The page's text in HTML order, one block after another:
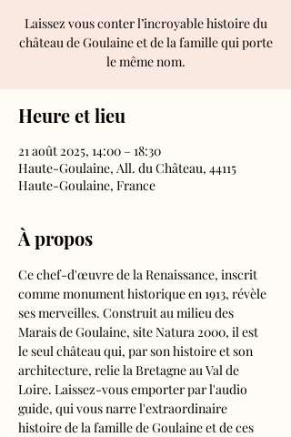
Laissez vous conter l’incroyable histoire du
château de Goulaine et de la famille qui porte
le même nom.
Heure et lieu
21 août 2025, 14:00 – 18:30
Haute-Goulaine, All. du Château, 44115
Haute-Goulaine, France
À propos
Ce chef-d'œuvre de la Renaissance, inscrit
comme monument historique en 1913, révèle
ses merveilles. Construit au milieu des
Marais de Goulaine, site Natura 2000, il est
le seul château qui, par son histoire et son
architecture, relie la Bretagne au Val de
Loire. Laissez-vous emporter par l'audio
guide, qui vous narre l'extraordinaire
histoire de la famille de Goulaine et de ces